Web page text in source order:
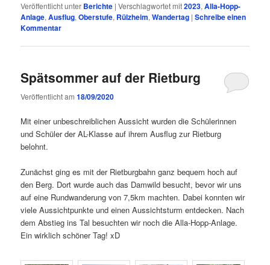
Veröffentlicht unter Berichte |Verschlagwortet mit2023,Alla-Hopp-
Anlage,Ausflug,Oberstufe, Rülzheim,Wandertag |Schreibe einen
Kommentar
Spätsommer auf der Rietburg
Veröffentlicht am18/09/2020
Mit einer unbeschreiblichen Aussicht wurden die Schülerinnen
und Schüler der AL-Klasse auf ihrem Ausflug zur Rietburg
belohnt.
Zunächst ging es mit der Rietburgbahn ganz bequem hoch auf
den Berg. Dort wurde auch das Damwild besucht, bevor wir uns
auf eine Rundwanderung von 7,5km machten. Dabei konnten wir
viele Aussichtpunkte und einen Aussichtsturm entdecken. Nach
dem Abstieg ins Tal besuchten wir noch die Alla-Hopp-Anlage.
Ein wirklich schöner Tag! xD